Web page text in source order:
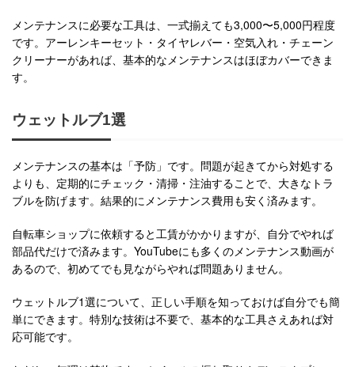
メンテナンスに必要な工具は、一式揃えても3,000〜5,000円程度
です。アーレンキーセット・タイヤレバー・空気入れ・チェーン
クリーナーがあれば、基本的なメンテナンスはほぼカバーできま
す。
ウェットルブ1選
メンテナンスの基本は「予防」です。問題が起きてから対処する
よりも、定期的にチェック・清掃・注油することで、大きなトラ
ブルを防げます。結果的にメンテナンス費用も安く済みます。
自転車ショップに依頼すると工賃がかかりますが、自分でやれば
部品代だけで済みます。YouTubeにも多くのメンテナンス動画が
あるので、初めてでも見ながらやれば問題ありません。
ウェットルブ1選について、正しい手順を知っておけば自分でも簡
単にできます。特別な技術は不要で、基本的な工具さえあれば対
応可能です。